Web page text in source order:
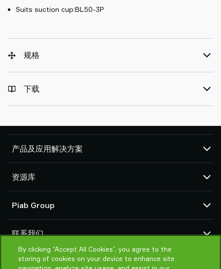
Suits suction cup:BL50-3P
规格
下载
产品及应用解决方案
吸盘和软爪
机器人臂端工具 (EOAT) 部件
机器人和 Cobot 抓取解决方案
系统和解决方案配件
粉末和大颗粒物品真空输送机
资源库
产品在线配置
货物销售通用条款
隐私声明
Piab Group
组织结构
行为准则
Piab 新闻
联系我们
联系我们
找寻Piab 伙伴
Old
By clicking “Accept All Cookies”, you agree to the
storing of cookies on your device to enhance site